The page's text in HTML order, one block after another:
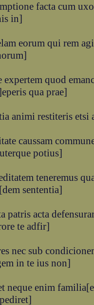
facta cum
in]
eorum qui rem
expertem quod
qua prae]
animi restiteris etsi
caussam
potius]
teneremus
sententia]
patris acta
te adfir]
nec sub
in te ius non]
neque enim